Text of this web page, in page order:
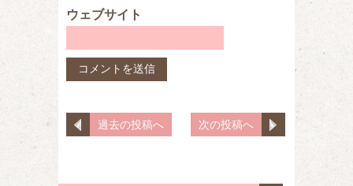
ウェブサイト
過去の投稿へ 次の投稿へ